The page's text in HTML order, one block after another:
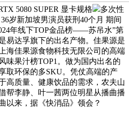
5080 SUPER 显卡规格
多次性
岁新加坡男演员获刑40个月 期间
年线下TOP金品榜——苏吊水”第
易达孚旗下的出名产物。佳果源是
佳果源食物科技无限公司的高端
味果汁榜TOP1。做为国内出名的
取环保的多SKU。凭仗高端的产
高质量、健康饮品的需求，农夫山
帮李静、叶一茜两位明星从播曲播
以来，据《快消品》领会？